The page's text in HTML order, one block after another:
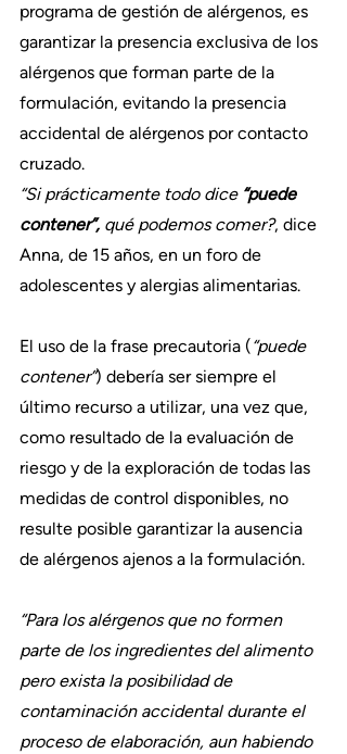
programa de gestión de alérgenos, es
garantizar la presencia exclusiva de los
alérgenos que forman parte de la
formulación, evitando la presencia
accidental de alérgenos por contacto
cruzado.
“Si prácticamente todo dice “puede
contener”, qué podemos comer?, dice
Anna, de 15 años, en un foro de
adolescentes y alergias alimentarias.
El uso de la frase precautoria (“puede
contener”) debería ser siempre el
último recurso a utilizar, una vez que,
como resultado de la evaluación de
riesgo y de la exploración de todas las
medidas de control disponibles, no
resulte posible garantizar la ausencia
de alérgenos ajenos a la formulación.
“Para los alérgenos que no formen
parte de los ingredientes del alimento
pero exista la posibilidad de
contaminación accidental durante el
proceso de elaboración, aun habiendo